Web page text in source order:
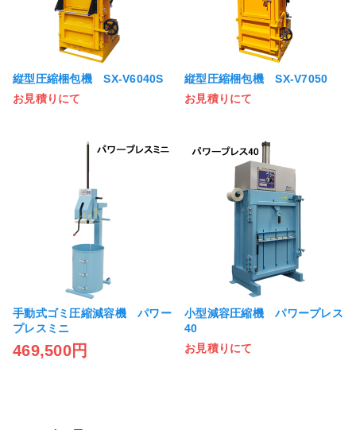
縦型圧縮梱包機 SX-V6040S
お見積りにて
縦型圧縮梱包機 SX-V7050
お見積りにて
手動式ゴミ圧縮減容機 パワー
プレスミニ
469,500円
小型減容圧縮機 パワープレス
40
お見積りにて